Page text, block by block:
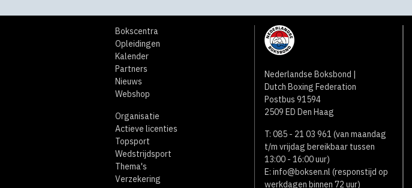
Bokscentra
Opleidingen
Kalender
Partners
Nieuws
Webshop
Organisatie
Actieve licenties
Topsport
Wedstrijdsport
Thema's
Verzekering
Nederlandse Boksbond |
Dutch Boxing Federation
Postbus 91594
2509 ED Den Haag
T: 085 - 21 03 961 (van maandag
t/m vrijdag bereikbaar tussen
13:00 - 16:00 uur)
E: info@boksen.nl (responstijd op
werkdagen binnen 72 uur)